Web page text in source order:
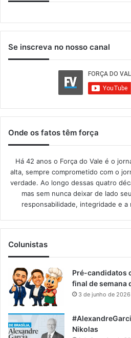
Se inscreva no nosso canal
Onde os fatos têm força
Há 42 anos o Força do Vale é o
alta, sempre comprometido com o
verdade. Ao longo dessas quatro
mas sem nunca deixar de lado
responsabilidade, integridade e a
Colunistas
Pré-candidatos
final de semana
3 de junho de 2026
Nikolas